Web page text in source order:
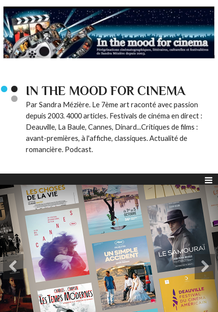
IN THE MOOD FOR CINEMA
Par Sandra Mézière. Le 7ème art raconté avec passion
depuis 2003. 4000 articles. Festivals de cinéma en direct :
Deauville, La Baule, Cannes, Dinard...Critiques de films :
avant-premières, à l'affiche, classiques. Actualité de
romancière. Podcast.